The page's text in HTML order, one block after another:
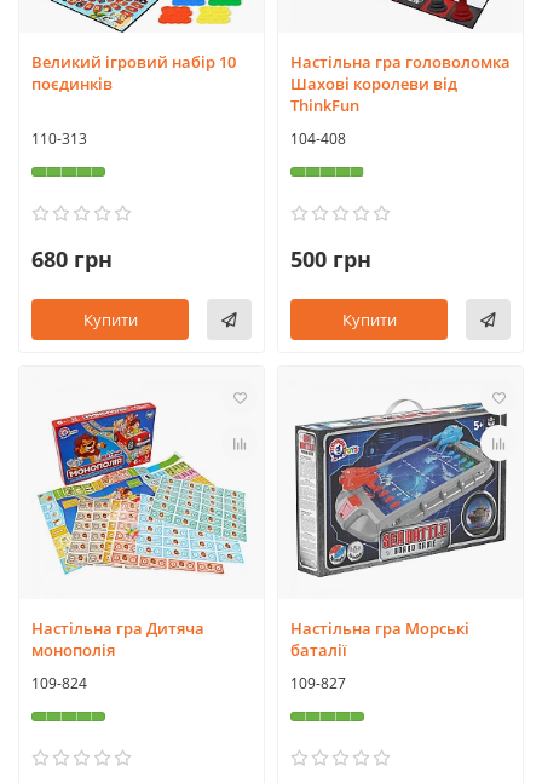
Великий ігровий набір 10
поєдинків
110-313
680 грн
Купити
Настільна гра головоломка
Шахові королеви від
ThinkFun
104-408
500 грн
Купити
Настільна гра Дитяча
монополія
109-824
Настільна гра Морські
баталії
109-827